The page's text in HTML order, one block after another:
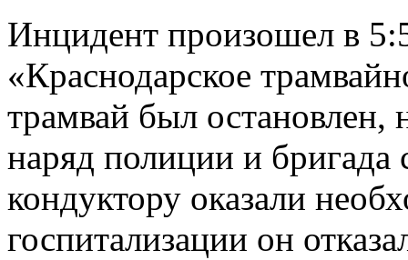
Инцидент произошел в
«Краснодарское
трамвай был остановлен,
наряд полиции и
кондуктору оказали
госпитализации он